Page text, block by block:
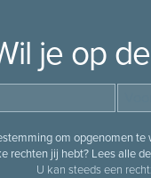
je op
om opgenomen
rechten jij hebt? Lees alle
U kan steeds een